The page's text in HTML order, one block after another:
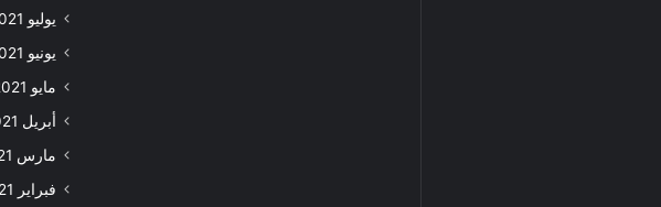
يوليو 2021
يونيو 2021
مايو 2021
أبريل 2021
مارس 2021
فبراير 2021